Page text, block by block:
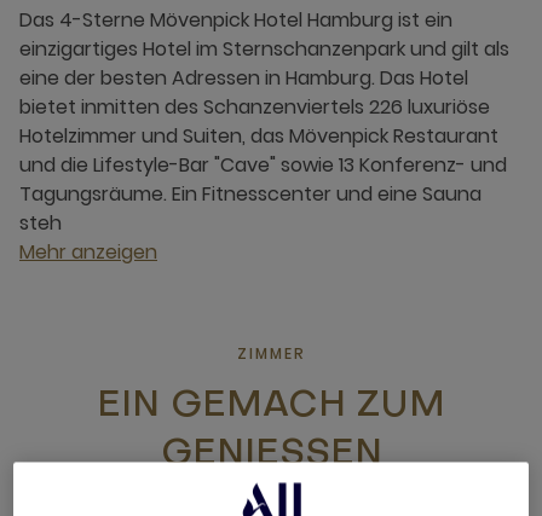
Das 4-Sterne Mövenpick Hotel Hamburg ist ein
einzigartiges Hotel im Sternschanzenpark und gilt als
eine der besten Adressen in Hamburg. Das Hotel
bietet inmitten des Schanzenviertels 226 luxuriöse
Hotelzimmer und Suiten, das Mövenpick Restaurant
und die Lifestyle-Bar "Cave" sowie 13 Konferenz- und
Tagungsräume. Ein Fitnesscenter und eine Sauna
steh
Mehr anzeigen
ZIMMER
EIN GEMACH ZUM
GENIESSEN